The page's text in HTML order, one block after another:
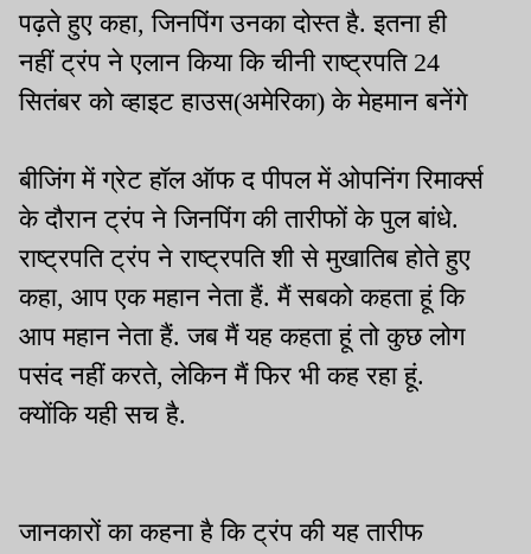
पढ़ते हुए कहा, जिनपिंग उनका दोस्त है. इतना ही
नहीं ट्रंप ने एलान किया कि चीनी राष्ट्रपति 24
सितंबर को व्हाइट हाउस(अमेरिका) के मेहमान बनेंगे
बीजिंग में ग्रेट हॉल ऑफ द पीपल में ओपनिंग रिमार्क्स
के दौरान ट्रंप ने जिनपिंग की तारीफों के पुल बांधे.
राष्ट्रपति ट्रंप ने राष्ट्रपति शी से मुखातिब होते हुए
कहा, आप एक महान नेता हैं. मैं सबको कहता हूं कि
आप महान नेता हैं. जब मैं यह कहता हूं तो कुछ लोग
पसंद नहीं करते, लेकिन मैं फिर भी कह रहा हूं.
क्योंकि यही सच है.
जानकारों का कहना है कि ट्रंप की यह तारीफ